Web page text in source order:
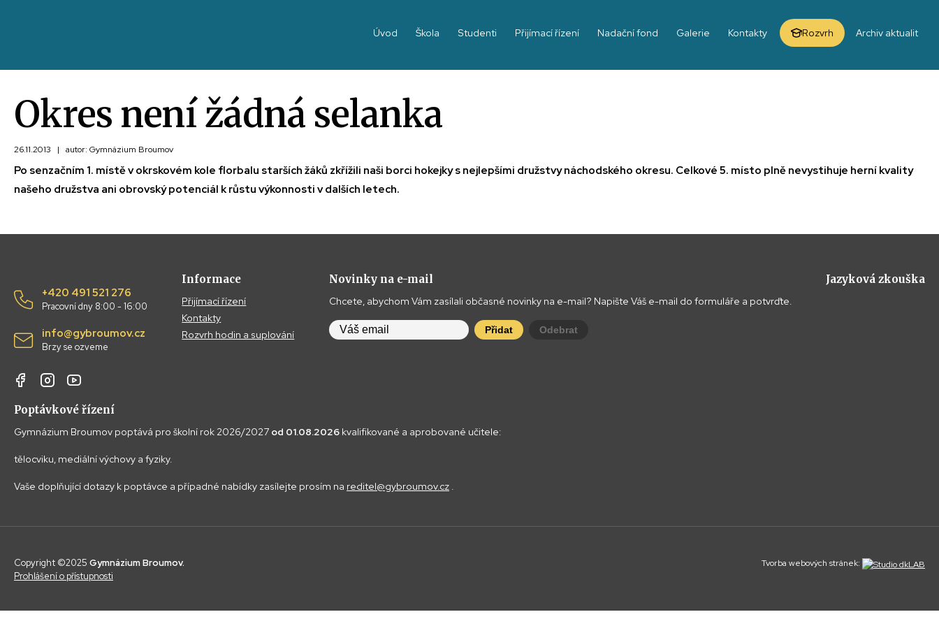
Úvod Škola Studenti Přijímací řízení Nadační fond Galerie Kontakty Rozvrh Archiv aktualit
Okres není žádná selanka
26.11.2013 | autor: Gymnázium Broumov
Po senzačním 1. místě v okrskovém kole florbalu starších žáků zkřížili naši borci hokejky s nejlepšími družstvy náchodského okresu. Celkové 5. místo plně nevystihuje herní kvality
našeho družstva ani obrovský potenciál k růstu výkonnosti v dalších letech.
+420 491 521 276
Pracovní dny 8:00 - 16:00
info@gybroumov.cz
Brzy se ozveme
Informace
Přijímací řízení
Kontakty
Rozvrh hodin a suplování
Novinky na e-mail
Chcete, abychom Vám zasílali občasné novinky na e-mail? Napište Váš e-mail do formuláře a potvrďte.
Přidat Odebrat
Jazyková zkouška
Poptávkové řízení
Gymnázium Broumov poptává pro školní rok 2026/2027 od 01.08.2026 kvalifikované a aprobované učitele:
tělocviku, mediální výchovy a fyziky.
Vaše doplňující dotazy k poptávce a případné nabídky zasílejte prosím na reditel@gybroumov.cz .
Tvorba webových stránek:
Copyright ©2025 Gymnázium Broumov.
Prohlášení o přístupnosti